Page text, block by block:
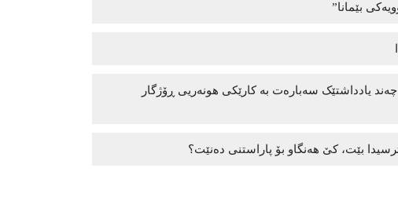
بێمانا”
یادداشتێک سەبارەت بە کارێکی هونەریی ڕۆژگار
بێت، کێ هەنگاو بۆ پاراستنی دەنێت؟